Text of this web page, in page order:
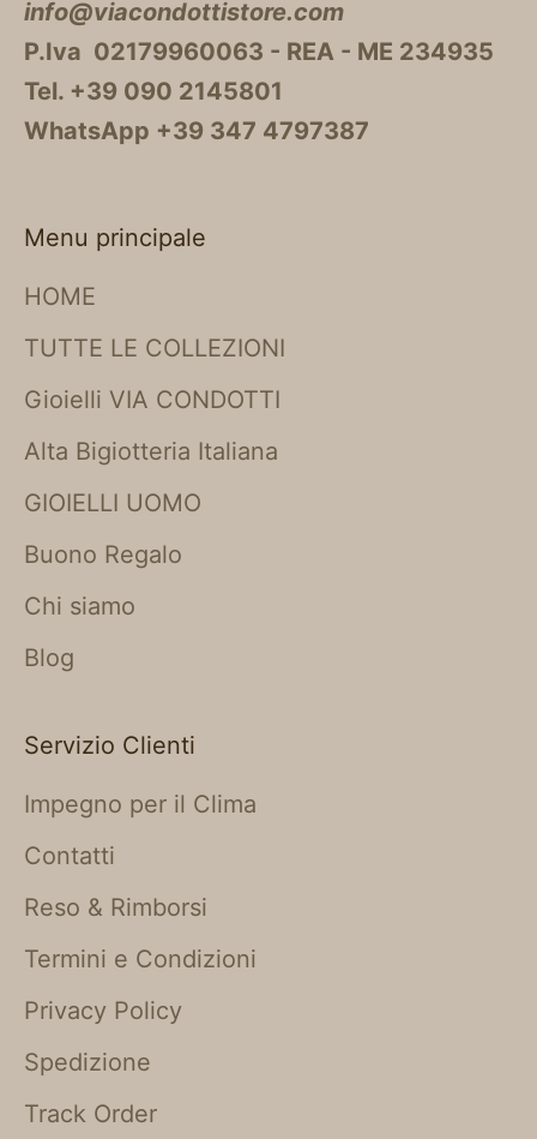
info@viacondottistore.com
P.Iva 02179960063 - REA - ME 234935
Tel. +39 090 2145801
WhatsApp +39 347 4797387
Menu principale
HOME
TUTTE LE COLLEZIONI
Gioielli VIA CONDOTTI
Alta Bigiotteria Italiana
GIOIELLI UOMO
Buono Regalo
Chi siamo
Blog
Servizio Clienti
Impegno per il Clima
Contatti
Reso & Rimborsi
Termini e Condizioni
Privacy Policy
Spedizione
Track Order